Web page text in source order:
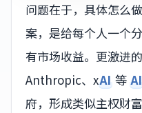
问题在于，具体怎么
案，是给每个人一个
有市场收益。更激进
Anthropic、xAI 等 AI
府，形成类似主权财